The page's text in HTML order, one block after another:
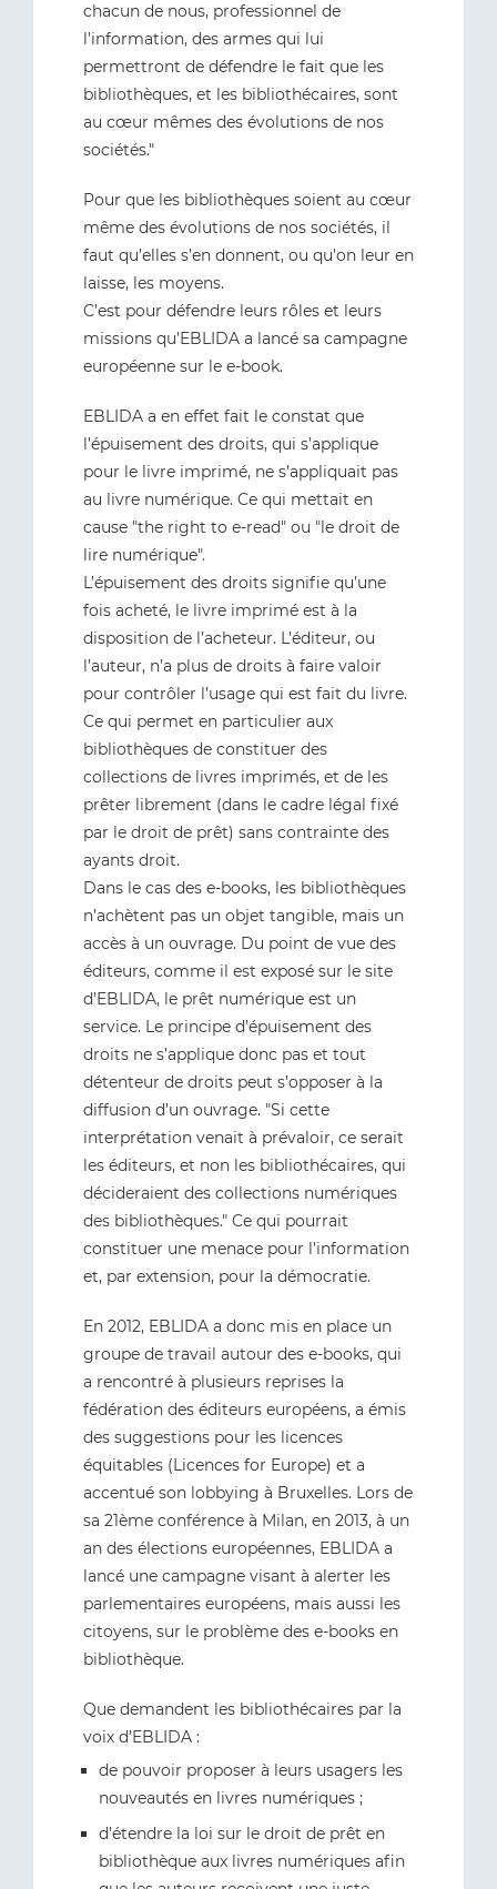
chacun de nous, professionnel de
l’information, des armes qui lui
permettront de défendre le fait que les
bibliothèques, et les bibliothécaires, sont
au cœur mêmes des évolutions de nos
sociétés."
Pour que les bibliothèques soient au cœur
même des évolutions de nos sociétés, il
faut qu’elles s’en donnent, ou qu’on leur en
laisse, les moyens.
C’est pour défendre leurs rôles et leurs
missions qu’EBLIDA a lancé sa campagne
européenne sur le e-book.
EBLIDA a en effet fait le constat que
l’épuisement des droits, qui s’applique
pour le livre imprimé, ne s’appliquait pas
au livre numérique. Ce qui mettait en
cause "the right to e-read" ou "le droit de
lire numérique".
L’épuisement des droits signifie qu’une
fois acheté, le livre imprimé est à la
disposition de l’acheteur. L’éditeur, ou
l’auteur, n’a plus de droits à faire valoir
pour contrôler l’usage qui est fait du livre.
Ce qui permet en particulier aux
bibliothèques de constituer des
collections de livres imprimés, et de les
prêter librement (dans le cadre légal fixé
par le droit de prêt) sans contrainte des
ayants droit.
Dans le cas des e-books, les bibliothèques
n’achètent pas un objet tangible, mais un
accès à un ouvrage. Du point de vue des
éditeurs, comme il est exposé sur le site
d’EBLIDA, le prêt numérique est un
service. Le principe d’épuisement des
droits ne s’applique donc pas et tout
détenteur de droits peut s’opposer à la
diffusion d’un ouvrage. "Si cette
interprétation venait à prévaloir, ce serait
les éditeurs, et non les bibliothécaires, qui
décideraient des collections numériques
des bibliothèques." Ce qui pourrait
constituer une menace pour l’information
et, par extension, pour la démocratie.
En 2012, EBLIDA a donc mis en place un
groupe de travail autour des e-books, qui
a rencontré à plusieurs reprises la
fédération des éditeurs européens, a émis
des suggestions pour les licences
équitables (Licences for Europe) et a
accentué son lobbying à Bruxelles. Lors de
sa 21ème conférence à Milan, en 2013, à un
an des élections européennes, EBLIDA a
lancé une campagne visant à alerter les
parlementaires européens, mais aussi les
citoyens, sur le problème des e-books en
bibliothèque.
Que demandent les bibliothécaires par la
voix d’EBLIDA :
de pouvoir proposer à leurs usagers les
nouveautés en livres numériques ;
d’étendre la loi sur le droit de prêt en
bibliothèque aux livres numériques afin